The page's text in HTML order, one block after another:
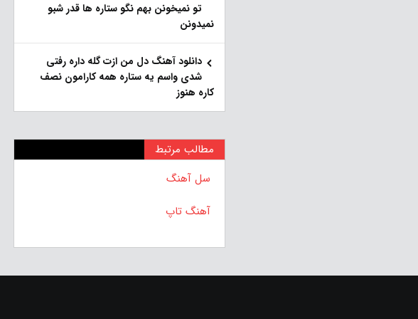
تو نمیخونن بهم نگو ستاره ها قدر شبو
نمیدونن
دانلود آهنگ دل من ازت گله داره رفتی
شدی واسم یه ستاره همه کارامون نصف
کاره هنوز
مطالب مرتبط
سل آهنگ
آهنگ تاپ